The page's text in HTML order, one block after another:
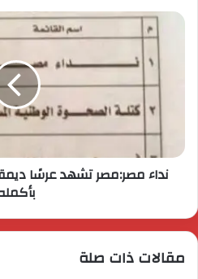
نداء مصر:مصر تشهد عرسًا
مقالات ذات صلة